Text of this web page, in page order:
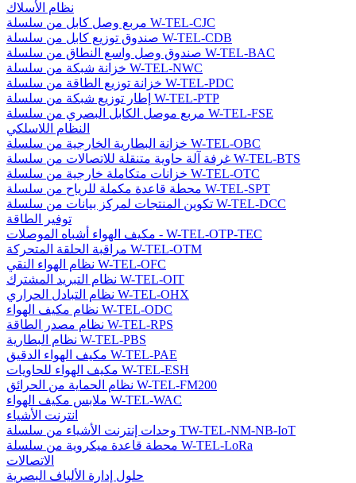
نظام الأسلاك
مربع وصل كابل من سلسلة W-TEL-CJC
صندوق توزيع كابل من سلسلة W-TEL-CDB
صندوق وصل واسع النطاق من سلسلة W-TEL-BAC
خزانة شبكة من سلسلة W-TEL-NWC
خزانة توزيع الطاقة من سلسلة W-TEL-PDC
إطار توزيع شبكة من سلسلة W-TEL-PTP
مربع موصل الكابل البصري من سلسلة W-TEL-FSE
النظام اللاسلكي
خزانة البطارية الخارجية من سلسلة W-TEL-OBC
غرفة آلة حاوية متنقلة للاتصالات من سلسلة W-TEL-BTS
خزانات متكاملة خارجية من سلسلة W-TEL-OTC
محطة قاعدة مكملة للرياح من سلسلة W-TEL-SPT
تكوين المنتجات لمركز بيانات من سلسلة W-TEL-DCC
توفير الطاقة
مكيف الهواء أشباه الموصلات - W-TEL-OTP-TEC
مراقبة الحلقة المتحركة W-TEL-OTM
نظام الهواء النقي W-TEL-OFC
نظام التبريد المشترك W-TEL-OIT
نظام التبادل الحراري W-TEL-OHX
نظام مكيف الهواء W-TEL-ODC
نظام مصدر الطاقة W-TEL-RPS
نظام البطارية W-TEL-PBS
مكيف الهواء الدقيق W-TEL-PAE
مكيف الهواء للحاويات W-TEL-ESH
نظام الحماية من الحرائق W-TEL-FM200
ملابس مكيف الهواء W-TEL-WAC
انترنت الأشياء
وحدات إنترنت الأشياء من سلسلة TW-TEL-NM-NB-IoT
محطة قاعدة ميكروية من سلسلة W-TEL-LoRa
الاتصالات
حلول إدارة الألياف البصرية